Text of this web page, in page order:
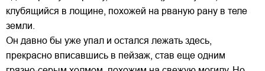
клубящийся в лощине, похожей на рваную рану в теле
земли.
Он давно бы уже упал и остался лежать здесь,
прекрасно вписавшись в пейзаж, став еще одним